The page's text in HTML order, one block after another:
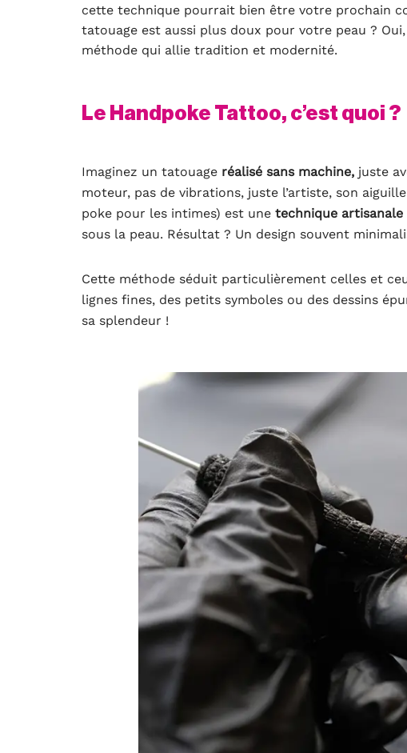
cette technique pourrait bien être votre prochain
tatouage est aussi plus doux pour votre peau ?
méthode qui allie tradition et modernité.
Le Handpoke Tattoo, c’est quoi ?
Imaginez un tatouage réalisé sans machine, juste
moteur, pas de vibrations, juste l’artiste, son
poke pour les intimes) est une technique artisanale
sous la peau. Résultat ? Un design souvent
Cette méthode séduit particulièrement celles et
lignes fines, des petits symboles ou des dessins
sa splendeur !